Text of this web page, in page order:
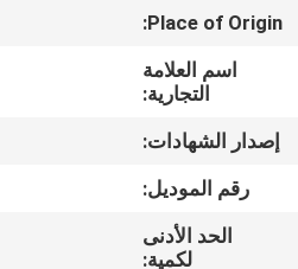
عرض
الواقع
الافتراضي
معلومات
Place of Origin:
اسم العلامة
التجارية:
إصدار الشهادات:
رقم الموديل:
الحد الأدنى
لكمية: